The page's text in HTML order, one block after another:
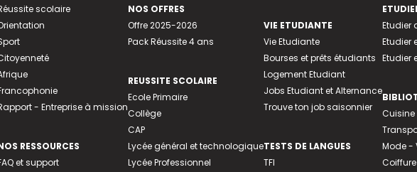
scolaire
- Entreprise à mission
RESSOURCES
et support
NOS OFFRES
Offre 2025-2026
Pack Réussite 4 ans
REUSSITE SCOLAIRE
Ecole Primaire
Collège
CAP
Lycée général et technologique
Lycée Professionnel
VIE ETUDIANTE
Vie Etudiante
Bourses et prêts étudiants
Logement Etudiant
Jobs Etudiant et Alternance
Trouve ton job saisonnier
TESTS DE LANGUES
TFI
Etudier
Etudier
Etudier
Cuisine
Mode -